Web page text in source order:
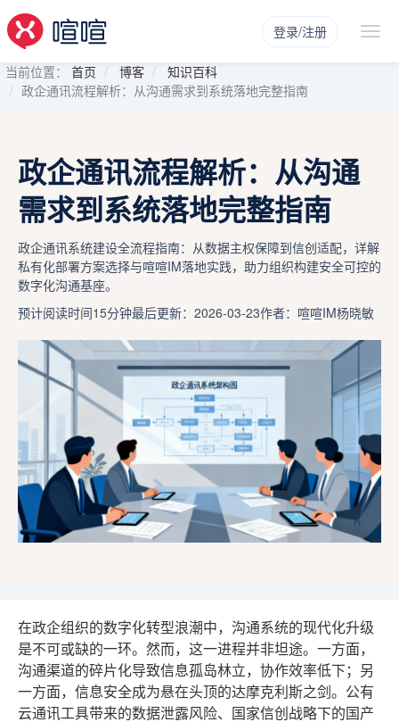
登录/注册
当前位置： 首页 博客
知识百科
政企通讯流程解析：从沟通需求到系统落地完整指南
政企通讯流程解析：从沟通
需求到系统落地完整指南
政企通讯系统建设全流程指南：从数据主权保障到信创适配，详解
私有化部署方案选择与喧喧IM落地实践，助力组织构建安全可控的
数字化沟通基座。
预计阅读时间15分钟最后更新：2026-03-23作者：喧喧IM杨晓敏
在政企组织的数字化转型浪潮中，沟通系统的现代化升级
是不可或缺的一环。然而，这一进程并非坦途。一方面，
沟通渠道的碎片化导致信息孤岛林立，协作效率低下；另
一方面，信息安全成为悬在头顶的达摩克利斯之剑。公有
云通讯工具带来的数据泄露风险、国家信创战略下的国产